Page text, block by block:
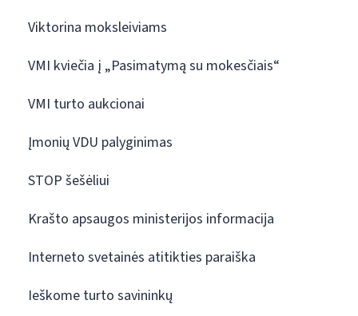
Viktorina moksleiviams
VMI kviečia į „Pasimatymą su mokesčiais“
VMI turto aukcionai
Įmonių VDU palyginimas
STOP šešėliui
Krašto apsaugos ministerijos informacija
Interneto svetainės atitikties paraiška
Ieškome turto savininkų